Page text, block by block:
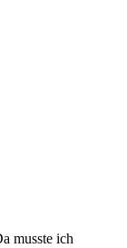
musste ich